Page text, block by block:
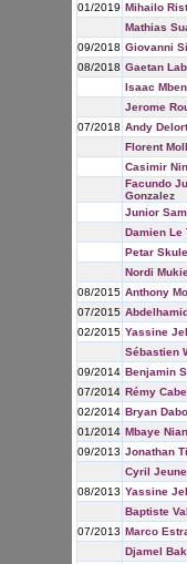
01/2019 Mihailo
Mathias
09/2018 Giovanni
08/2018 Gaetan
Isaac
Jerome
07/2018 Andy Delort
Florent
Casimir
Facundo
Gonzalez
Junior
Damien Le
Petar
Nordi
08/2015 Anthony
07/2015
02/2015 Yassine
Sébastien
09/2014 Benjamin
07/2014 Rémy
02/2014 Bryan Dabo
01/2014 Mbaye
09/2013 Jonathan
Cyril
08/2013 Yassine
Baptiste
07/2013 Marco
Djamel